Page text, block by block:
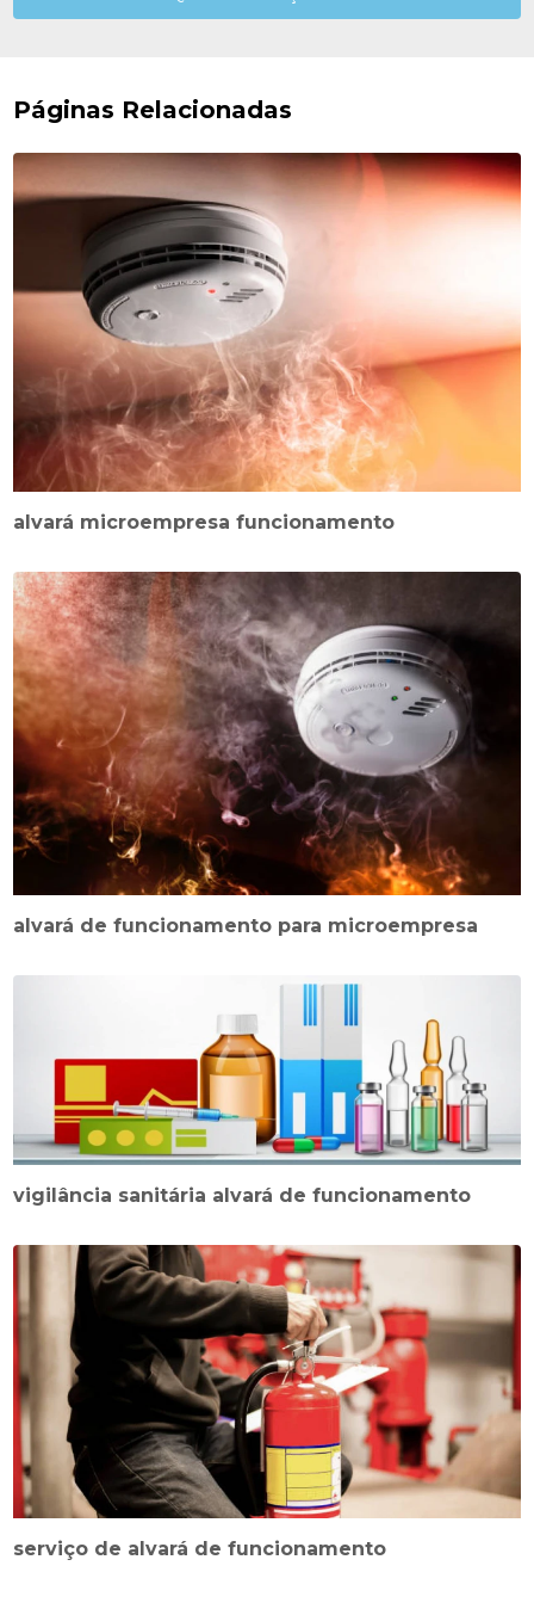
Páginas Relacionadas
alvará microempresa funcionamento
alvará de funcionamento para microempresa
vigilância sanitária alvará de funcionamento
serviço de alvará de funcionamento